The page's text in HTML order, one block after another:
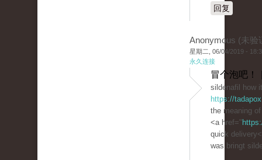
回复
Anonymous (未验
星期二, 06/04/2019 -
永久连接
冒个泡吧！
sildenafil how
https://
the meaning
<a href="
quick
was bringt